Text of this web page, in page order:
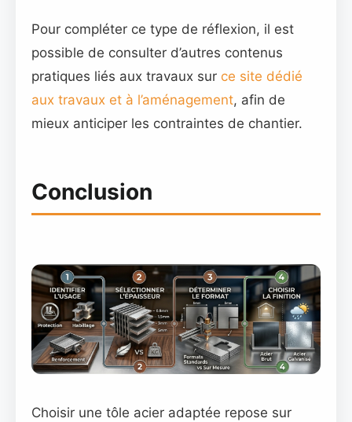
Pour compléter ce type de réflexion, il est
possible de consulter d’autres contenus
pratiques liés aux travaux sur ce site dédié
aux travaux et à l’aménagement, afin de
mieux anticiper les contraintes de chantier.
Conclusion
Choisir une tôle acier adaptée repose sur